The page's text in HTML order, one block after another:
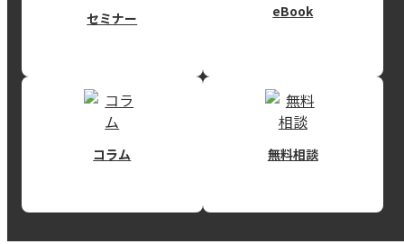
セミナー eBook
コラム 無料相談